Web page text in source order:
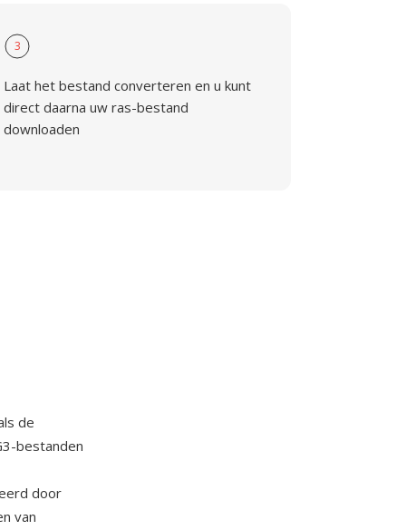
3
Laat het bestand converteren en u kunt
direct daarna uw ras-bestand
downloaden
de
bestanden
door
van